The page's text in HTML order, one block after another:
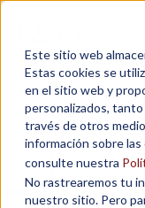
Este sitio web
Estas cookies se
en el sitio web y
personalizados,
través de otros
información sobre
consulte nuestra
No rastrearemos tu
nuestro sitio. Pero